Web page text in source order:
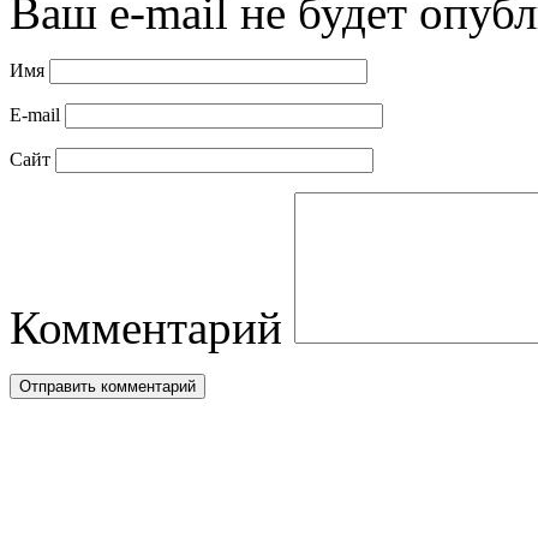
Ваш e-mail не будет
Имя
E-mail
Сайт
Комментарий